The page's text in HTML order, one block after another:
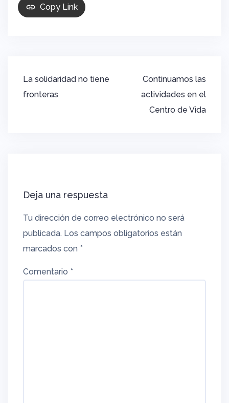
Copy Link
Navegación
de
La solidaridad no tiene
fronteras
Continuamos las
actividades en el
Centro de Vida
Deja una respuesta
Tu dirección de correo electrónico no será
publicada. Los campos obligatorios están
marcados con *
Comentario *